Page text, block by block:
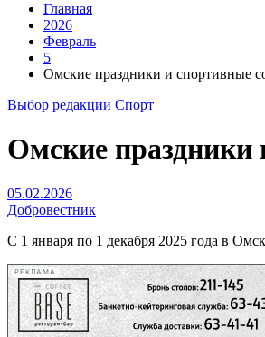
Главная
2026
Февраль
5
Омские праздники и спортивные
Выбор редакции Спорт
Омские праздники
05.02.2026
Добровестник
С 1 января по 1 декабря 2025 года в
РЕКЛАМА